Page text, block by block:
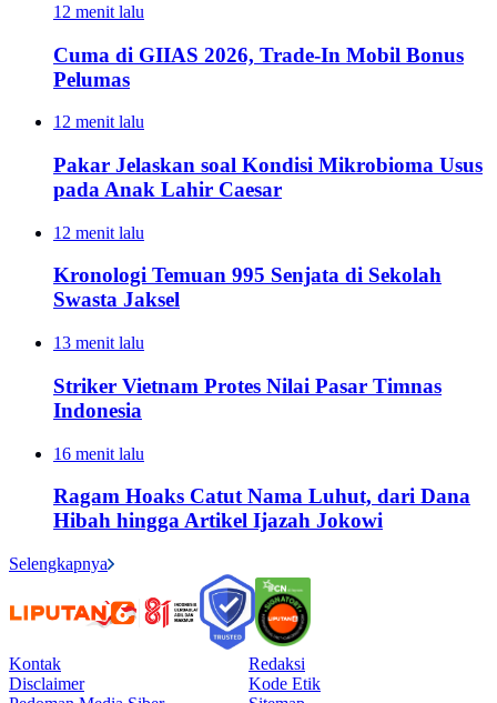
12 menit lalu
Cuma di GIIAS 2026, Trade-In Mobil Bonus
Pelumas
12 menit lalu
Pakar Jelaskan soal Kondisi Mikrobioma Usus
pada Anak Lahir Caesar
12 menit lalu
Kronologi Temuan 995 Senjata di Sekolah
Swasta Jaksel
13 menit lalu
Striker Vietnam Protes Nilai Pasar Timnas
Indonesia
16 menit lalu
Ragam Hoaks Catut Nama Luhut, dari Dana
Hibah hingga Artikel Ijazah Jokowi
Selengkapnya
Kontak
Redaksi
Disclaimer
Kode Etik